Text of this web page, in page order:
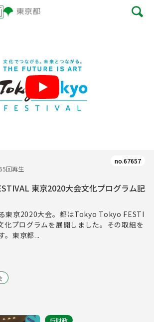
回再生
no.67657
東京2020大会文化プログラム記
東京2020大会。都はTokyo Tokyo FESTI
化プログラムを展開しました。その取組を
。東京都...
行財政